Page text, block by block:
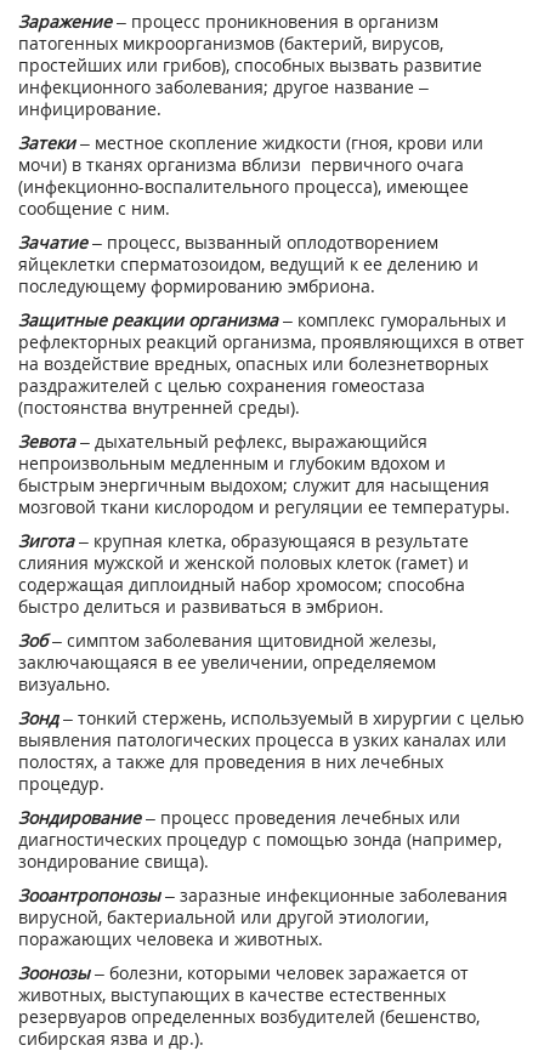
Заражение– процесс проникновения в организм
патогенных микроорганизмов (бактерий, вирусов,
простейших или грибов), способных вызвать развитие
инфекционного заболевания; другое название –
инфицирование.
Затеки– местное скопление жидкости (гноя, крови или
мочи) в тканях организма вблизи первичного очага
(инфекционно-воспалительного процесса), имеющее
сообщение с ним.
Зачатие– процесс, вызванный оплодотворением
яйцеклетки сперматозоидом, ведущий к ее делению и
последующему формированию эмбриона.
Защитные реакции организма– комплекс гуморальных и
рефлекторных реакций организма, проявляющихся в ответ
на воздействие вредных, опасных или болезнетворных
раздражителей с целью сохранения гомеостаза
(постоянства внутренней среды).
Зевота– дыхательный рефлекс, выражающийся
непроизвольным медленным и глубоким вдохом и
быстрым энергичным выдохом; служит для насыщения
мозговой ткани кислородом и регуляции ее температуры.
Зигота– крупная клетка, образующаяся в результате
слияния мужской и женской половых клеток (гамет) и
содержащая диплоидный набор хромосом; способна
быстро делиться и развиваться в эмбрион.
Зоб– симптом заболевания щитовидной железы,
заключающаяся в ее увеличении, определяемом
визуально.
Зонд– тонкий стержень, используемый в хирургии с целью
выявления патологических процесса в узких каналах или
полостях, а также для проведения в них лечебных
процедур.
Зондирование– процесс проведения лечебных или
диагностических процедур с помощью зонда (например,
зондирование свища).
Зооантропонозы– заразные инфекционные заболевания
вирусной, бактериальной или другой этиологии,
поражающих человека и животных.
Зоонозы– болезни, которыми человек заражается от
животных, выступающих в качестве естественных
резервуаров определенных возбудителей (бешенство,
сибирская язва и др.).